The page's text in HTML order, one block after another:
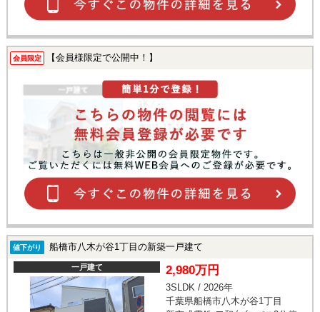
会員限定 【会員様限定で公開中！】
値下がり 船橋市八木が谷1丁目の新築一戸建て
一戸建て 2,980万円
3SLDK / 2026年
千葉県船橋市八木が谷1丁目